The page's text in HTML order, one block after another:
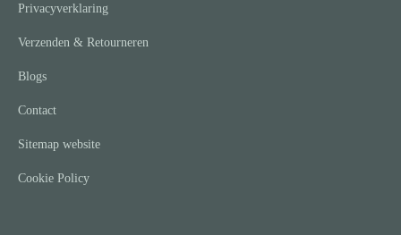
Privacyverklaring
Verzenden & Retourneren
Blogs
Contact
Sitemap website
Cookie Policy